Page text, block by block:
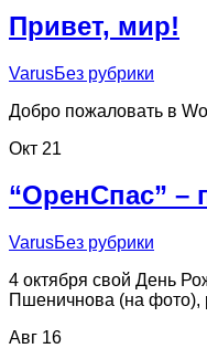
Привет, мир!
VarusБез рубрики
Добро пожаловать в
Окт 21
“ОренСпас” –
VarusБез рубрики
4 октября свой День
Пшеничнова (на фото),
Авг 16